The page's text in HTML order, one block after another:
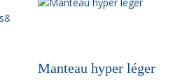
Manteau hyper léger